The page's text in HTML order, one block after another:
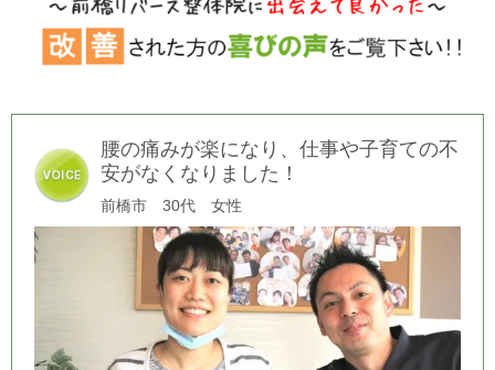
腰の痛みが楽になり、仕事や子育ての不
安がなくなりました！
前橋市 30代 女性